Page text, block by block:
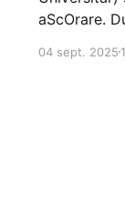
aScOrare. După ce expiră perioada inițială de 2
pentru prelungire. Sunt
04 sept. 2025